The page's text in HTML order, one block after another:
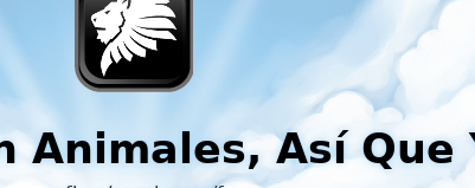
Animales, Así Que